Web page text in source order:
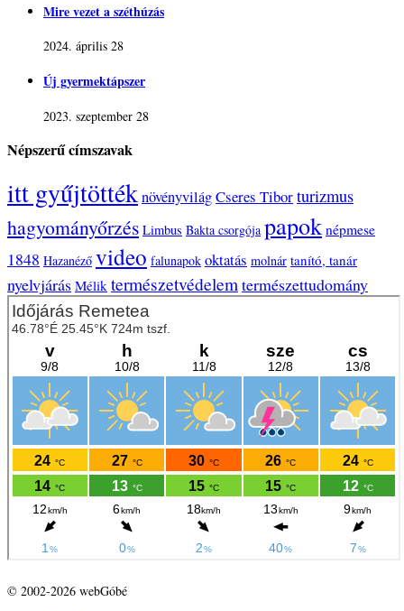
Mire vezet a széthúzás
2024. április 28
Új gyermektápszer
2023. szeptember 28
Népszerű címszavak
itt gyűjtöttéknövényvilágCseres Tiborturizmus
hagyományőrzés Limbus Bakta csorgója papoknépmese
1848 Hazanéző video falunapok oktatás molnár tanító, tanár
nyelvjárás Mélik természetvédelemtermészettudomány
© 2002-2026 webGóbé